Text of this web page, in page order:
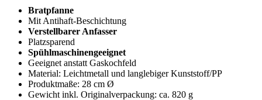
Bratpfanne
Mit Antihaft-Beschichtung
Verstellbarer Anfasser
Platzsparend
Spühlmaschinengeeignet
Geeignet anstatt Gaskochfeld
Material: Leichtmetall und langlebiger Kunststoff/PP
Produktmaße: 28 cm Ø
Gewicht inkl. Originalverpackung: ca. 820 g